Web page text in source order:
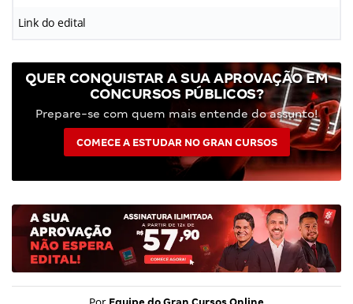
Link do edital
QUER CONQUISTAR A SUA APROVAÇÃO EM
CONCURSOS PÚBLICOS?
Prepare-se com quem mais entende do assunto!
COMECE A ESTUDAR NO GRAN CURSOS